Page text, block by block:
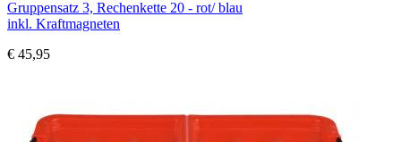
Gruppensatz 3, Rechenkette 20 - rot/ blau
inkl. Kraftmagneten
€ 45,95